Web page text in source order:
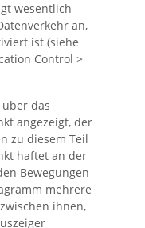
wesentlich
an,
ist (siehe
Control >
das
angezeigt, der
zu diesem Teil
haftet an der
Bewegungen
mehrere
ihnen,